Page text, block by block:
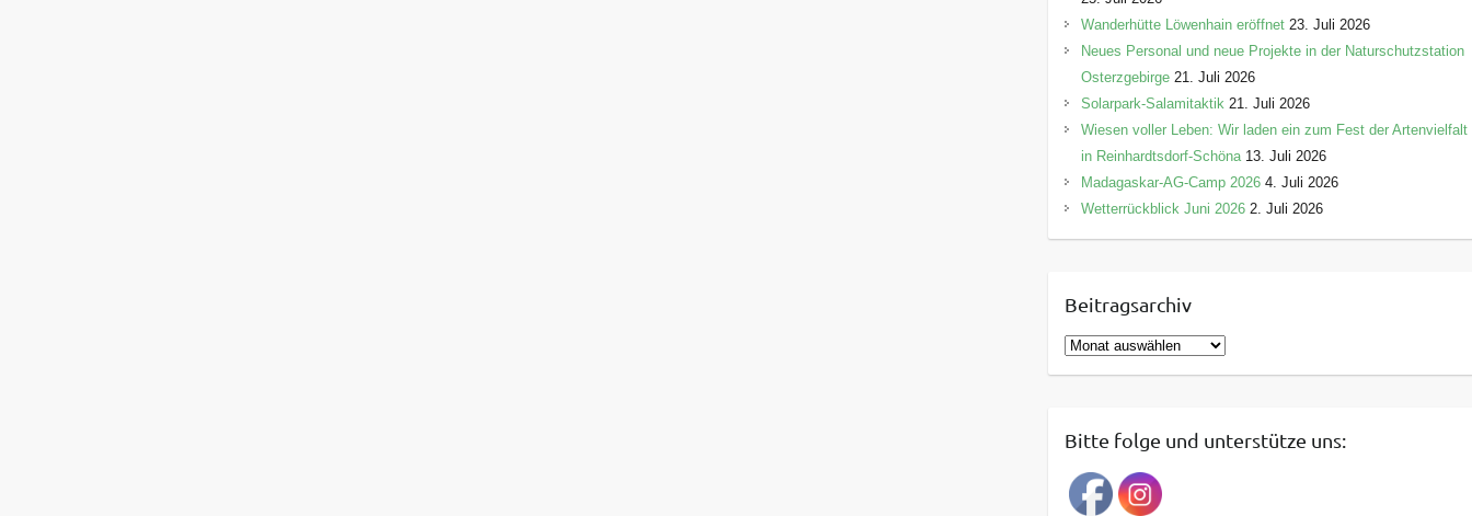
Wanderhütte Löwenhain eröffnet 23. Juli 2026
Neues Personal und neue Projekte in der Naturschutzstation
Osterzgebirge 21. Juli 2026
Solarpark-Salamitaktik 21. Juli 2026
Wiesen voller Leben: Wir laden ein zum Fest der Artenvielfalt
in Reinhardtsdorf-Schöna 13. Juli 2026
Madagaskar-AG-Camp 2026 4. Juli 2026
Wetterrückblick Juni 2026 2. Juli 2026
Beitragsarchiv
B
e
r
g
Bitte folge und unterstütze uns: